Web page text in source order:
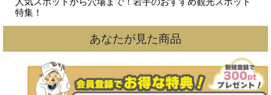
特集！
あなたが見た商品